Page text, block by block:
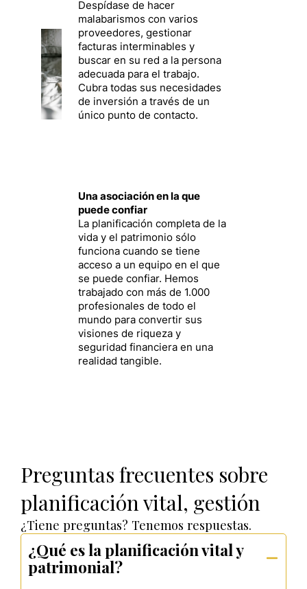
Despídase de hacer
malabarismos con varios
proveedores, gestionar
facturas interminables y
buscar en su red a la persona
adecuada para el trabajo.
Cubra todas sus necesidades
de inversión a través de un
único punto de contacto.
Una asociación en la que
puede confiar
La planificación completa de la
vida y el patrimonio sólo
funciona cuando se tiene
acceso a un equipo en el que
se puede confiar. Hemos
trabajado con más de 1.000
profesionales de todo el
mundo para convertir sus
visiones de riqueza y
seguridad financiera en una
realidad tangible.
Preguntas frecuentes sobre
planificación vital, gestión
¿Tiene preguntas? Tenemos respuestas.
¿Qué es la planificación vital y
patrimonial?